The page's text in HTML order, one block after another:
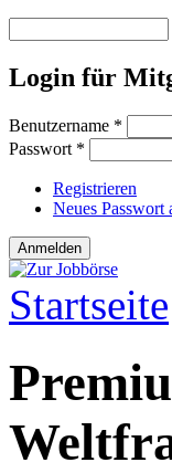
Login für
Benutzername *
Passwort *
Registrieren
Neues Passwort
Sie sind hier
Startseite